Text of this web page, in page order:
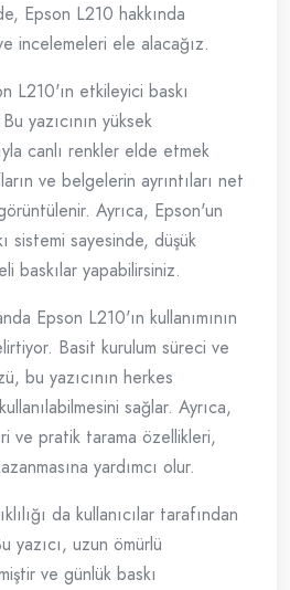
Epson L210 hakkında
incelemeleri ele alacağız.
L210'ın etkileyici baskı
yazıcının yüksek
canlı renkler elde etmek
ve belgelerin ayrıntıları net
Ayrıca, Epson'un
sistemi sayesinde, düşük
baskılar yapabilirsiniz.
Epson L210'ın kullanımının
Basit kurulum süreci ve
bu yazıcının herkes
sağlar. Ayrıca,
ve pratik tarama özellikleri,
yardımcı olur.
da kullanıcılar tarafından
yazıcı, uzun ömürlü
ve günlük baskı